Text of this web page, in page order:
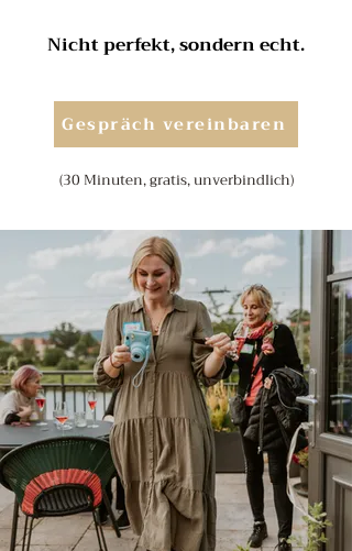
Nicht perfekt, sondern echt.
Gespräch vereinbaren
(30 Minuten, gratis, unverbindlich)